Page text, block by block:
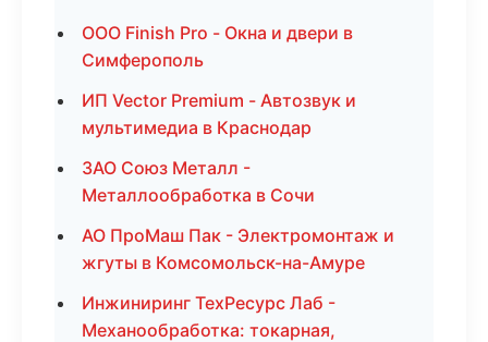
ООО Finish Pro - Окна и двери в
Симферополь
ИП Vector Premium - Автозвук и
мультимедиа в Краснодар
ЗАО Союз Металл -
Металлообработка в Сочи
АО ПроМаш Пак - Электромонтаж и
жгуты в Комсомольск-на-Амуре
Инжиниринг ТехРесурс Лаб -
Механообработка: токарная,